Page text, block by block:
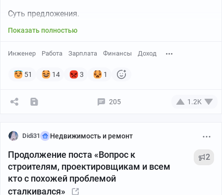
Суть предложения.
Показать полностью
Инженер Работа Зарплата Финансы Доход
51 14 3 1
205 1.2K
Didi31 Недвижимость и ремонт
Продолжение поста «Вопрос к
строителям, проектировщикам и всем
кто с похожей проблемой
сталкивался»
2